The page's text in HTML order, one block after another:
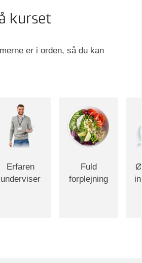
kurset
er i orden, så du kan
Erfaren
underviser
Fuld
forplejning